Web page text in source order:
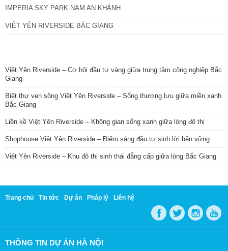
IMPERIA SKY PARK NAM AN KHÁNH
VIỆT YÊN RIVERSIDE BẮC GIANG
Việt Yên Riverside – Cơ hội đầu tư vàng giữa trung tâm công nghiệp Bắc
Giang
Biệt thự ven sông Việt Yên Riverside – Sống thượng lưu giữa miền xanh
Bắc Giang
Liền kề Việt Yên Riverside – Không gian sống xanh giữa lòng đô thị
Shophouse Việt Yên Riverside – Điểm sáng đầu tư sinh lời bền vững
Việt Yên Riverside – Khu đô thị sinh thái đẳng cấp giữa lòng Bắc Giang
Trang chủ Tin tức Dự án Pháp lý Liên hệ
THÔNG TIN DỰ ÁN HÀ NỘI